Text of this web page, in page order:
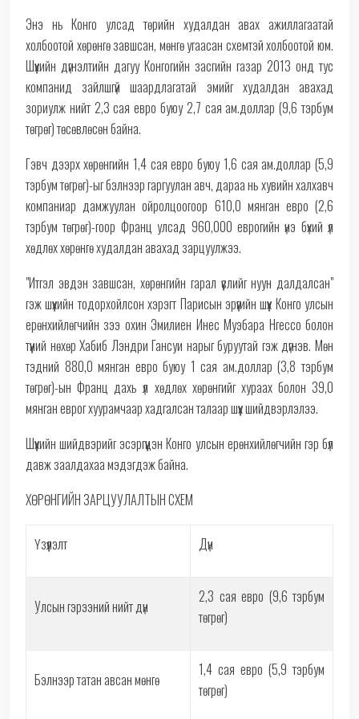
Энэ нь Конго улсад төрийн худалдан авах ажиллагаатай
холбоотой хөрөнгө завшсан, мөнгө угаасан схемтэй холбоотой юм.
Шүүхийн дүгнэлтийн дагуу Конгогийн засгийн газар 2013 онд тус
компанид зайлшгүй шаардлагатай эмийг худалдан авахад
зориулж нийт 2,3 сая евро буюу 2,7 сая ам.доллар (9,6 тэрбум
төгрөг) төсөвлөсөн байна.
Гэвч дээрх хөрөнгийн 1,4 сая евро буюу 1,6 сая ам.доллар (5,9
тэрбум төгрөг)-ыг бэлнээр гаргуулан авч, дараа нь хувийн халхавч
компаниар дамжуулан ойролцоогоор 610,0 мянган евро (2,6
тэрбум төгрөг)-гоор Франц улсад 960,000 еврогийн үнэ бүхий үл
хөдлөх хөрөнгө худалдан авахад зарцуулжээ.
"Итгэл эвдэн завшсан, хөрөнгийн гарал үүслийг нуун далдалсан"
гэж шүүхийн тодорхойлсон хэрэгт Парисын эрүүгийн шүүх Конго улсын
ерөнхийлөгчийн зээ охин Эмилиен Инес Муэбара Нгессо болон
түүний нөхөр Хабиб Лэндри Гансуи нарыг буруутай гэж дүгнэв. Мөн
тэдний 880,0 мянган евро буюу 1 сая ам.доллар (3,8 тэрбум
төгрөг)-ын Франц дахь үл хөдлөх хөрөнгийг хураах болон 39,0
мянган еврог хуурамчаар хадгалсан талаар шүүх шийдвэрлэлээ.
Шүүхийн шийдвэрийг эсэргүүцэн Конго улсын ерөнхийлөгчийн гэр бүл
давж заалдахаа мэдэгдэж байна.
ХӨРӨНГИЙН ЗАРЦУУЛАЛТЫН СХЕМ
Үзүүлэлт Дүн
Улсын гэрээний нийт дүн
2,3 сая евро (9,6 тэрбум
төгрөг)
Бэлнээр татан авсан мөнгө
1,4 сая евро (5,9 тэрбум
төгрөг)